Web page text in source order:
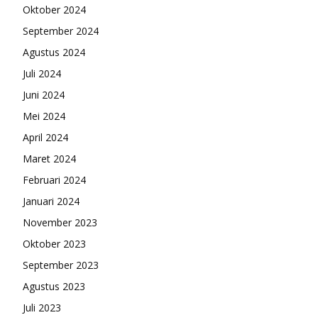
Oktober 2024
September 2024
Agustus 2024
Juli 2024
Juni 2024
Mei 2024
April 2024
Maret 2024
Februari 2024
Januari 2024
November 2023
Oktober 2023
September 2023
Agustus 2023
Juli 2023